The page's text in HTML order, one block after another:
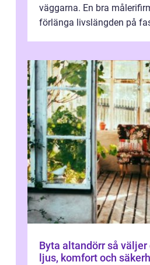
väggarna. En bra
förlänga livslängden på
Byta altandörr så väljer du rätt dörr för
ljus, komfort och